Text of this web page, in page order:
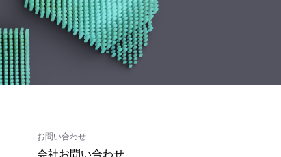
お問い合わせ
会社お問い合わせ